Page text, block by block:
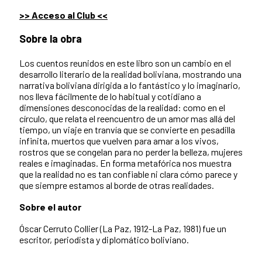
>> Acceso al Club <<
Sobre la obra
Los cuentos reunidos en este libro son un cambio en el
desarrollo literario de la realidad boliviana, mostrando una
narrativa boliviana dirigida a lo fantástico y lo imaginario,
nos lleva fácilmente de lo habitual y cotidiano a
dimensiones desconocidas de la realidad: como en el
círculo, que relata el reencuentro de un amor mas allá del
tiempo, un viaje en tranvía que se convierte en pesadilla
infinita, muertos que vuelven para amar a los vivos,
rostros que se congelan para no perder la belleza, mujeres
reales e imaginadas. En forma metafórica nos muestra
que la realidad no es tan confiable ni clara cómo parece y
que siempre estamos al borde de otras realidades.
Sobre el autor
Óscar Cerruto Collier (La Paz, 1912-La Paz, 1981) fue un
escritor, periodista y diplomático boliviano.